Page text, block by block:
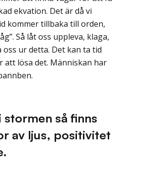
ekvation. Det är då vi
kommer tillbaka till orden,
Så låt oss uppleva, klaga,
oss ur detta. Det kan ta tid
att lösa det. Människan har
stormen så finns
av ljus, positivitet